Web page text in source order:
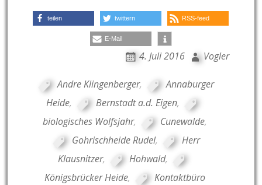
teilen twittern RSS-feed
E-Mail
4. Juli 2016 Vogler
Andre Klingenberger,
Annaburger
Heide, Bernstadt a.d. Eigen,
biologisches Wolfsjahr, Cunewalde,
Gohrischheide Rudel,
Herr
Klausnitzer, Hohwald,
Königsbrücker Heide,
Kontaktbüro